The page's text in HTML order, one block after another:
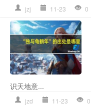
jzj 11-23 0
识天地意...
jzd 11-23 0